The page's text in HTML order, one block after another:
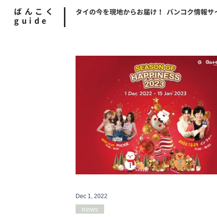
ばんこく
guide
タイの今を現地からお届け！ バンコク情報サ
news
Dec 1, 2022